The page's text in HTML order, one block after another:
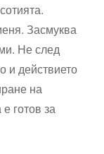
Засмуква
Не след
и действието
на
готов за